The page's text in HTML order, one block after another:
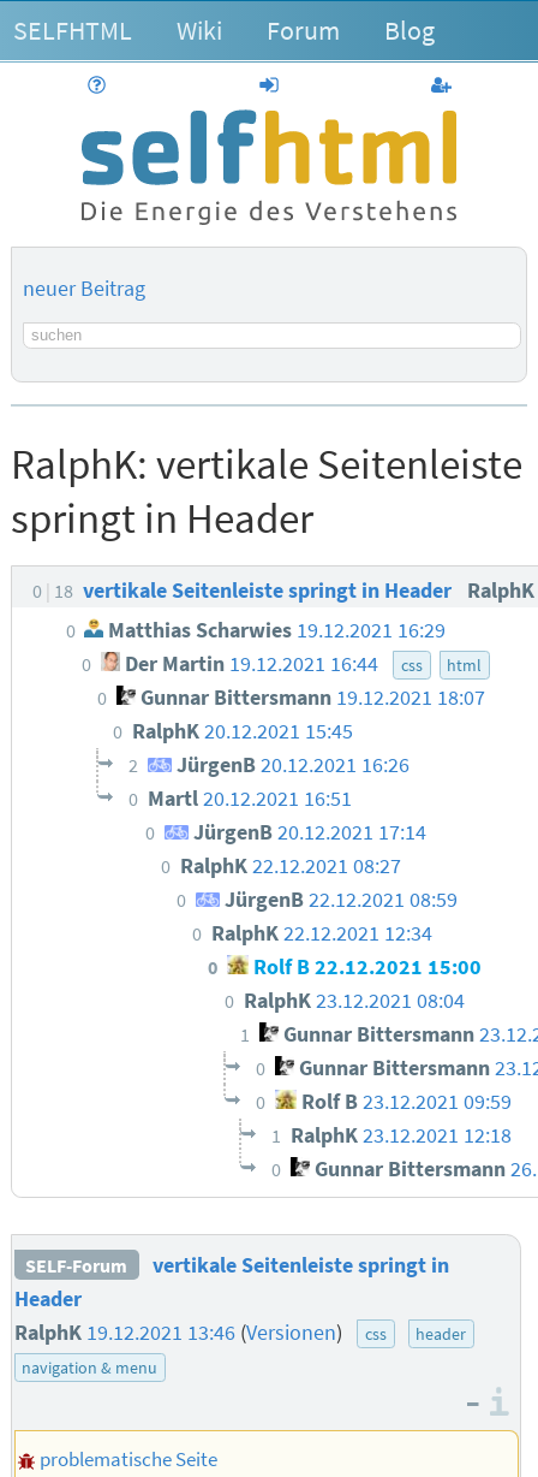
SELFHTML Wiki Forum Blog
anmelden
neuer Beitrag
Suchbegriff
RalphK: vertikale Seitenleiste
springt in Header
0 18 vertikale Seitenleiste springt in Header RalphK
0 Matthias Scharwies 19.12.2021 16:29
0 Der Martin 19.12.2021 16:44 css html
0 Gunnar Bittersmann 19.12.2021 18:07
0 RalphK20.12.2021 15:45
2 JürgenB20.12.2021 16:26
0 Martl20.12.2021 16:51
0 JürgenB 20.12.2021 17:14
0 RalphK22.12.2021 08:27
0 JürgenB22.12.2021 08:59
0 RalphK22.12.2021 12:34
0 Rolf B22.12.2021 15:00
0 RalphK23.12.2021 08:04
1 Gunnar Bittersmann
0 Gunnar Bittersmann
0 Rolf B 23.12.2021 09:59
1 RalphK23.12.2021 12:18
0 Gunnar Bittersmann
SELF-Forum
vertikale Seitenleiste springt in
Header
RalphK 19.12.2021 13:46 (Versionen) css
header
navigation & menu
–
problematische Seite